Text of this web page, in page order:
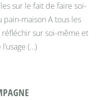
sur le fait de faire soi-
pain-maison A tous les
sur soi-même et
(…)